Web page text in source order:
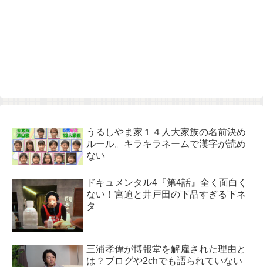
うるしやま家１４人大家族の名前決め
ルール。キラキラネームで漢字が読め
ない
ドキュメンタル4『第4話』全く面白く
ない！宮迫と井戸田の下品すぎる下ネ
タ
三浦孝偉が博報堂を解雇された理由と
は？ブログや2chでも語られていない